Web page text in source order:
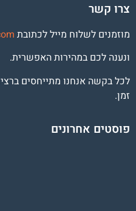
צרו קשר
מוזמנים לשלוח מייל לכתובת
ונענה לכם במהירות האפשרית.
לכל בקשה אנחנו מתייחסים
זמן.
פוסטים אחרונים